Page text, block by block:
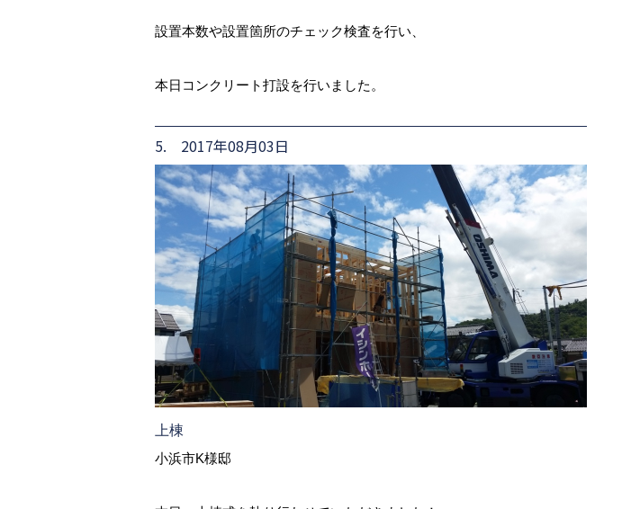
設置本数や設置箇所のチェック検査を行い、
本日コンクリート打設を行いました。
5. 2017年08月03日
上棟
小浜市K様邸